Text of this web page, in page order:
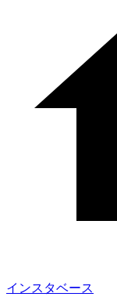
インスタベース